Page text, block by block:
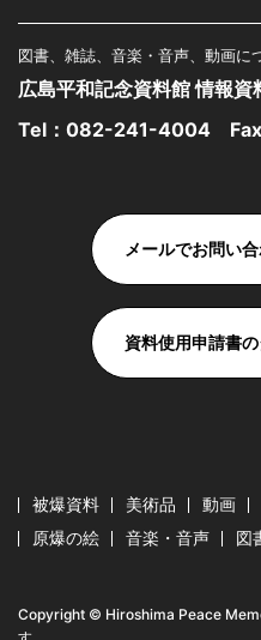
図書、雑誌、音楽・音声、動画に
広島平和記念資料館 情報資
Tel： 082-241-4004
メールでお問い
資料使用申請書
被爆資料 美術品 動画
原爆の絵
音楽・音声 図
Copyright © Hiroshima Peace